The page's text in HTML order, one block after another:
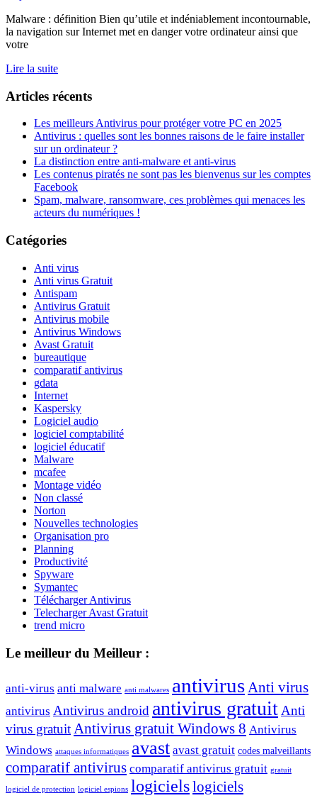
Malware : définition Bien qu’utile et indéniablement incontournable,
la navigation sur Internet met en danger votre ordinateur ainsi que
votre
Lire la suite
Articles récents
Les meilleurs Antivirus pour protéger votre PC en 2025
Antivirus : quelles sont les bonnes raisons de le faire installer
sur un ordinateur ?
La distinction entre anti-malware et anti-virus
Les contenus piratés ne sont pas les bienvenus sur les comptes
Facebook
Spam, malware, ransomware, ces problèmes qui menaces les
acteurs du numériques !
Catégories
Anti virus
Anti virus Gratuit
Antispam
Antivirus Gratuit
Antivirus mobile
Antivirus Windows
Avast Gratuit
bureautique
comparatif antivirus
gdata
Internet
Kaspersky
Logiciel audio
logiciel comptabilité
logiciel éducatif
Malware
mcafee
Montage vidéo
Non classé
Norton
Nouvelles technologies
Organisation pro
Planning
Productivité
Spyware
Symantec
Télécharger Antivirus
Telecharger Avast Gratuit
trend micro
Le meilleur du Meilleur :
anti-virus anti malware anti malwares antivirusAnti virus
antivirus Antivirus android antivirus gratuitAnti
virus gratuitAntivirus gratuit Windows 8 Antivirus
Windows attaques informatiques avast avast gratuit codes malveillants
comparatif antivirus comparatif antivirus gratuit gratuit
logiciel de protection logiciel espions logicielslogiciels